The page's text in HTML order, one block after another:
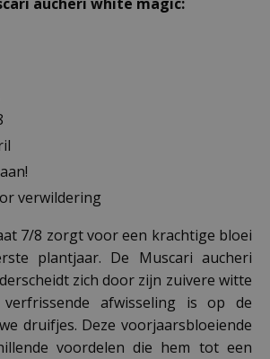
verwildering
7/8 zorgt voor een krachtige bloei
plantjaar. De Muscari aucheri
zich door zijn zuivere witte
afwisseling is op de
druifjes. Deze voorjaarsbloeiende
voordelen die hem tot een